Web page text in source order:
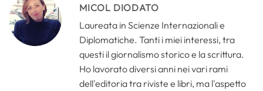
MICOL DIODATO
Laureata in Scienze Internazionali e
Diplomatiche. Tanti i miei interessi, tra
questi il giornalismo storico e la scrittura.
Ho lavorato diversi anni nei vari rami
dell'editoria tra riviste e libri, ma l'aspetto